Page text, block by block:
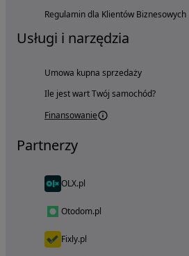
Regulamin dla Klientów Biznesowych
Usługi i narzędzia
Umowa kupna sprzedaży
Ile jest wart Twój samochód?
Finansowanie
Partnerzy
OLX.pl
Otodom.pl
Fixly.pl